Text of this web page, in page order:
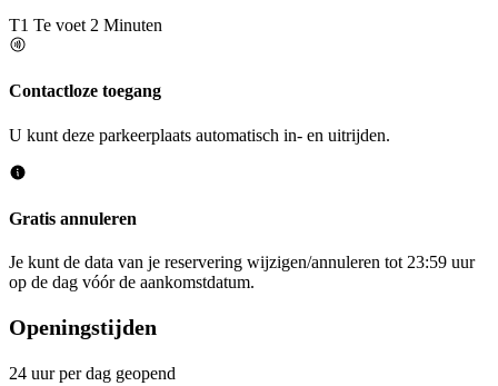
T1 Te voet 2 Minuten
Contactloze toegang
U kunt deze parkeerplaats automatisch in- en uitrijden.
Gratis annuleren
Je kunt de data van je reservering wijzigen/annuleren tot 23:59 uur
op de dag vóór de aankomstdatum.
Openingstijden
24 uur per dag geopend